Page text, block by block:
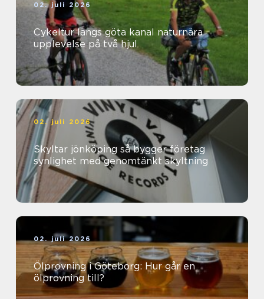
02. juli 2026
Cykeltur längs göta kanal naturnära
upplevelse på två hjul
02. juli 2026
Skyltar jönköping så bygger företag
synlighet med genomtänkt skyltning
02. juli 2026
Ölprovning i Göteborg: Hur går en
ölprovning till?